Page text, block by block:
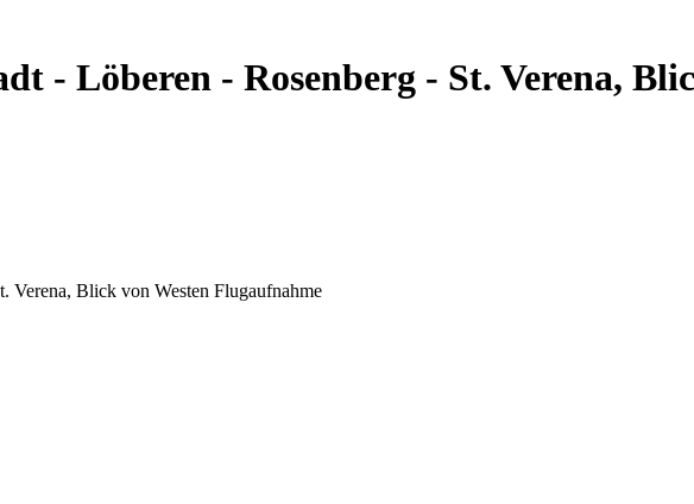
- Löberen - Rosenberg - St. Verena,
Verena, Blick von Westen Flugaufnahme